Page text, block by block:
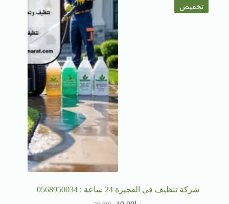
تخفيض
شركة تنظيف في الفجيرة 24 ساعة : 0568950034